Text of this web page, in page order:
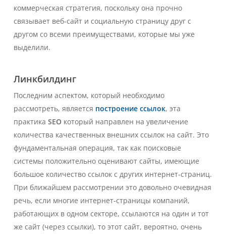
коммерческая стратегия, поскольку она прочно
связывает веб-сайт и социальную страницу друг с
другом со всеми преимуществами, которые мы уже
выделили.
Линкбилдинг
Последним аспектом, который необходимо
рассмотреть, является построение ссылок, эта
практика SEO который направлен на увеличение
количества качественных внешних ссылок на сайт. Это
фундаментальная операция, так как поисковые
системы положительно оценивают сайты, имеющие
большое количество ссылок с других интернет-страниц.
При ближайшем рассмотрении это довольно очевидная
речь, если многие интернет-страницы компаний,
работающих в одном секторе, ссылаются на один и тот
же сайт (через ссылки), то этот сайт, вероятно, очень